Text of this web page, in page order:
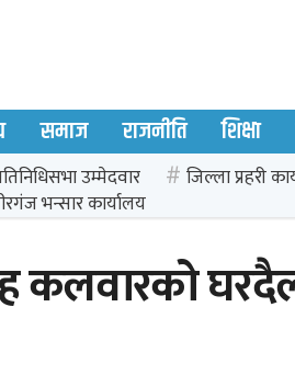
समाज राजनीति शिक्षा
उम्मेदवार जिल्ला प्रहरी
भन्सार कार्यालय
कलवारको